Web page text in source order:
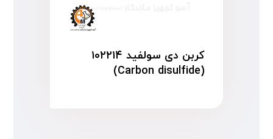
کربن دی سولفید ۱۰۲۲۱۴
(Carbon disulfide)